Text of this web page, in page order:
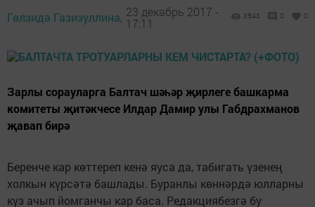
Гөлзидә Газизуллина, 23 декабрь 2017 -
17:11
3543 0 0
Зарлы сорауларга Балтач шәһәр җирлеге башкарма
комитеты җитәкчесе Илдар Дамир улы Габдрахманов
җавап бирә
Беренче кар көттереп кенә яуса да, табигать үзенең
холкын күрсәтә башлады. Буранлы көннәрдә юлларны
күз ачып йомганчы кар баса. Редакциябезгә бу